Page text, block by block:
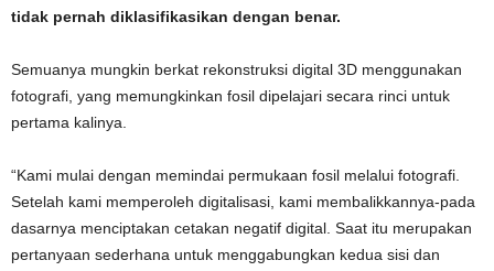
tidak pernah diklasifikasikan dengan benar.
Semuanya mungkin berkat rekonstruksi digital 3D menggunakan
fotografi, yang memungkinkan fosil dipelajari secara rinci untuk
pertama kalinya.
“Kami mulai dengan memindai permukaan fosil melalui fotografi.
Setelah kami memperoleh digitalisasi, kami membalikkannya-pada
dasarnya menciptakan cetakan negatif digital. Saat itu merupakan
pertanyaan sederhana untuk menggabungkan kedua sisi dan